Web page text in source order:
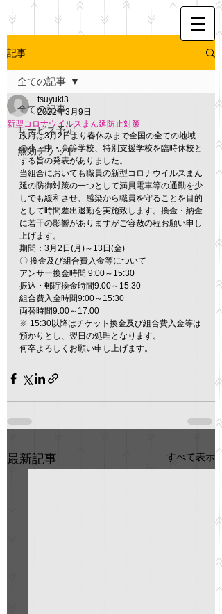
記事
全ての記事
サービス予定
無効チケット
全ての記事
新型コロナウイルスまん延防止対策
tsuyuki3
2022年3月9日
政府は3月2日より春休みまで全国の全ての地域
の小・中・高等学校、特別支援学校を臨時休校と
する旨の発表がありました。
当組合においても職員の新型コロナウイルスまん
延の防御対策の一つとして満員電車等の通勤を少
しでも緩和させ、感染から職員を守ることを目的
として時間差出退勤を実施致します。換金・納金
に若干の影響がありますがご容赦の程お願い申し
上げます。
期間：3月2日(月)～13日(金)
〇 換金及び組合費入金等について
アンサー換金時間 9:00～15:30
振込・郵貯換金時間9:00～15:30
組合費入金時間9:00～15:30
両替時間9:00～17:00
※ 15:30以降はチケット換金及び組合費入金等は
預かりとし、翌日の処理となります。
何卒よろしくお願い申し上げます。
最新記事 すべて表示